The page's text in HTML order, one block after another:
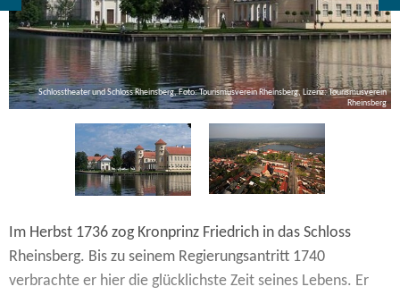
Schlosstheater und Schloss Rheinsberg, Foto: Tourismusverein Rheinsberg, Lizenz: Tourismusverein
Rheinsberg
Im Herbst 1736 zog Kronprinz Friedrich in das Schloss
Rheinsberg. Bis zu seinem Regierungsantritt 1740
verbrachte er hier die glücklichste Zeit seines Lebens. Er